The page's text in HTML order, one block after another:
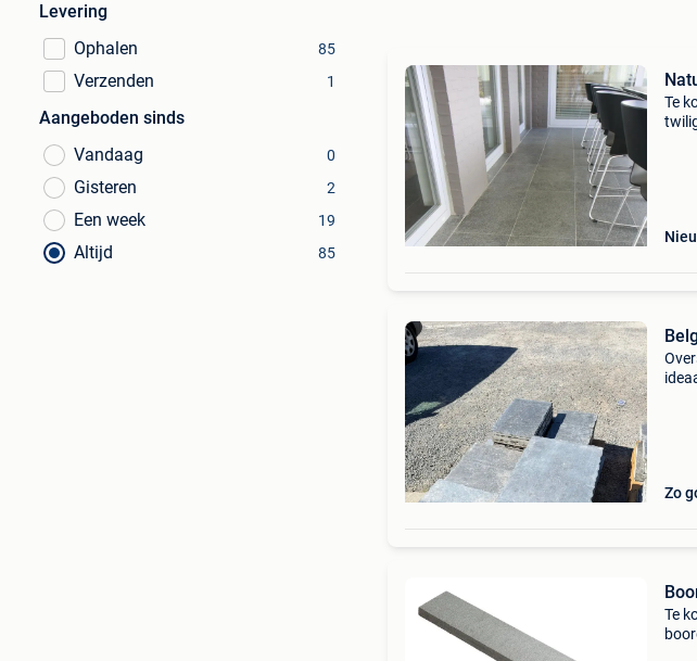
Levering
Ophalen
85
Verzenden 1
Aangeboden sinds
Vandaag
0
Gisteren 2
Een week 19
Altijd 85
Te
Zo
Te